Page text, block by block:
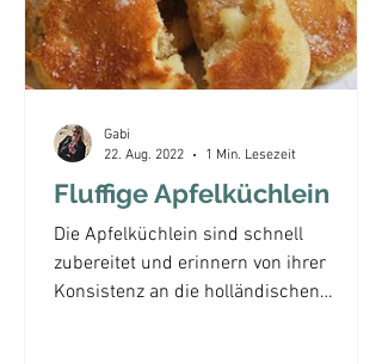
Fluffige Apfelküchlein
Die Apfelküchlein sind schnell
zubereitet und erinnern von ihrer
Konsistenz an die holländischen
Gabi
22. Aug. 2022
1 Min. Lesezeit